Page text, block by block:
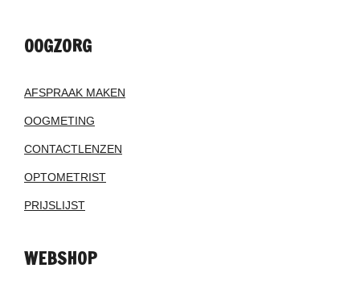
OOGZORG
AFSPRAAK MAKEN
OOGMETING
CONTACTLENZEN
OPTOMETRIST
PRIJSLIJST
WEBSHOP